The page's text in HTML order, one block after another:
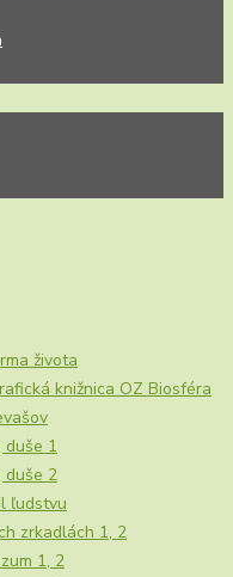
života
knižnica OZ Biosféra
duše 1
duše 2
ľudstvu
zrkadlách 1, 2
1, 2